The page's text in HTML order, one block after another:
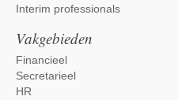
Interim professionals
Vakgebieden
Financieel
Secretarieel
HR